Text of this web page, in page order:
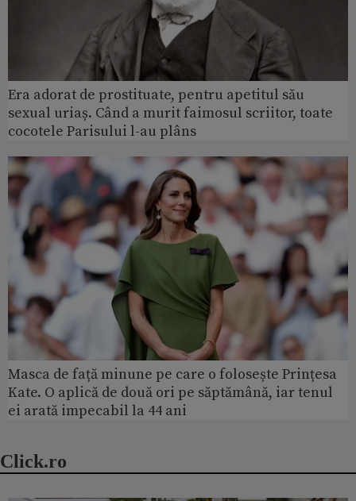
Era adorat de prostituate, pentru apetitul său
sexual uriaș. Când a murit faimosul scriitor, toate
cocotele Parisului l-au plâns
Masca de față minune pe care o folosește Prințesa
Kate. O aplică de două ori pe săptămână, iar tenul
ei arată impecabil la 44 ani
Click.ro